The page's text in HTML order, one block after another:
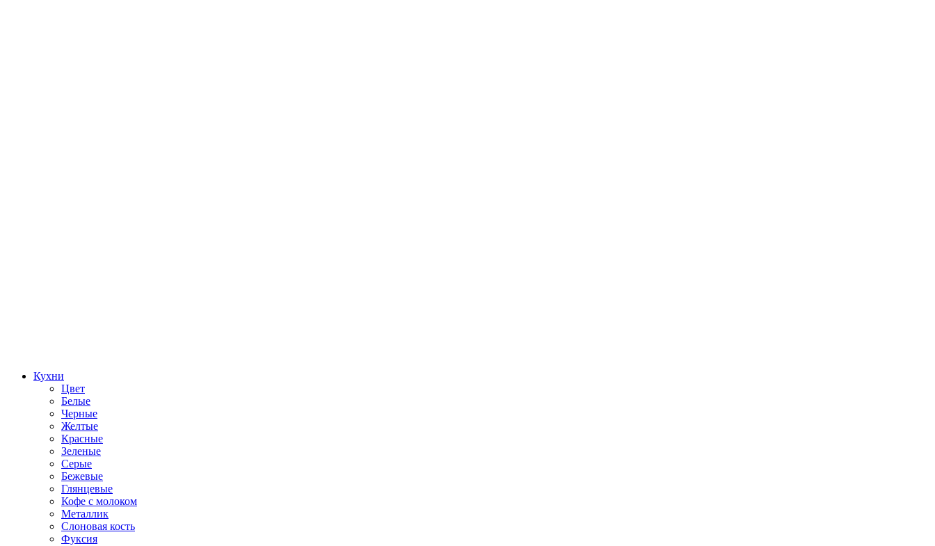
Кухни
Цвет
Белые
Черные
Желтые
Красные
Зеленые
Серые
Бежевые
Глянцевые
Кофе с молоком
Металлик
Слоновая кость
Фуксия